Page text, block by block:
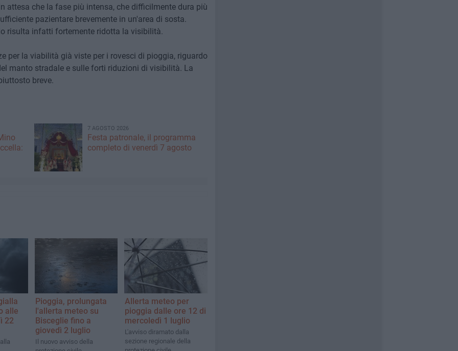
attesa che la fase più intensa, che difficilmente dura più
pazientare brevemente in un'area di sosta.
risulta infatti fortemente ridotta la visibilità.
per la viabilità già viste per i rovesci di pioggia, riguardo
manto stradale e sulle forti riduzioni di visibilità. La
breve.
7 AGOSTO 2026
Festa patronale, il programma
completo di venerdì 7 agosto
alle
22
Pioggia, prolungata
l'allerta meteo su
Bisceglie fino a
giovedì 2 luglio
Il nuovo avviso della
Allerta meteo per
pioggia dalle ore 12 di
mercoledì 1 luglio
L'avviso diramato dalla
sezione regionale della